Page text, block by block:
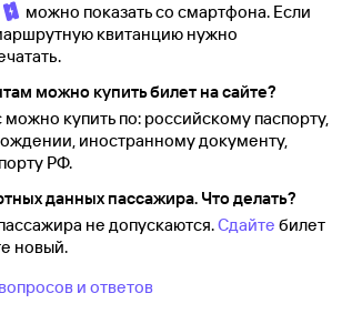
можно показать со смартфона. Если
квитанцию нужно
можно купить билет на сайте?
можно купить по: российскому паспорту,
иностранному документу,
РФ.
данных пассажира. Что делать?
не допускаются.Сдайте билет
новый.
и ответов